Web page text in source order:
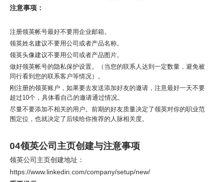
注意事项：
注册领英帐号最好不要用企业邮箱。
领英姓名建议不要用公司或者产品名称。
领英头像建议不要用公司或者产品图片。
做好领英帐号的隐私保护设置。（当您的联系人达到一定数量，避免被
同行看到您的联系客户等情况）。
刚注册的领英账户，如果要去发送添加好友的邀请，注意最好一天不要
超过10个，具体看自己的邀请通过情况。
尽量不要添加不相关的用户。前期的好友质量决定了领英对你的职业范
围定位，也就决定了后续给你推荐的人脉相关度。
04领英公司主页创建与注意事项
领英公司主页创建地址：
https://www.linkedin.com/company/setup/new/